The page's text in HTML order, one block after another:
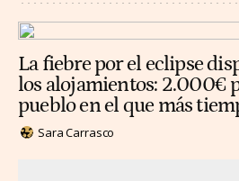
La fiebre por el eclipse
los alojamientos: 2.000€
pueblo en el que más
Sara Carrasco